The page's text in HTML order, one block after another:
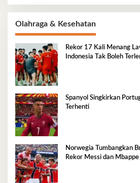
Olahraga & Kesehatan
Rekor 17 Kali Menang
Indonesia Tak Boleh
Spanyol Singkirkan
Terhenti
Norwegia Tumbangkan
Rekor Messi dan Mbappe